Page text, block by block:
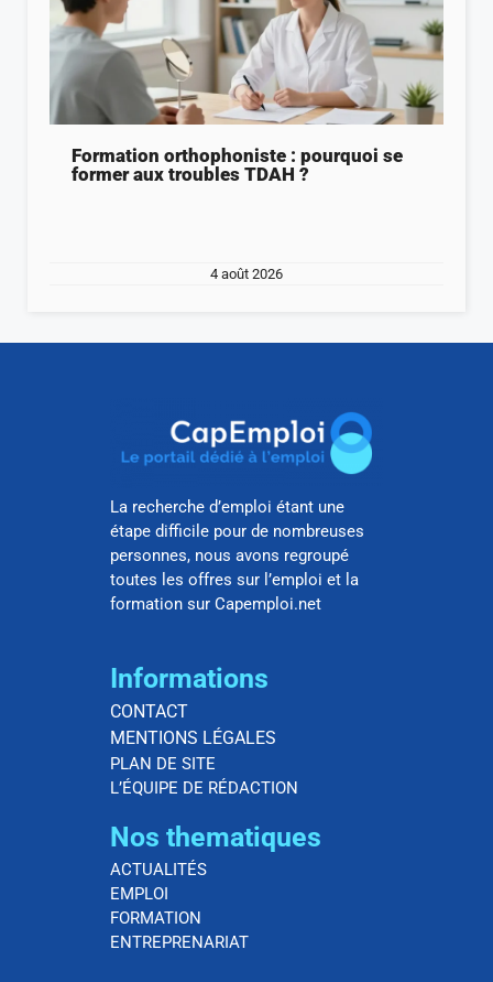
Formation orthophoniste : pourquoi se
former aux troubles TDAH ?
4 août 2026
La recherche d’emploi étant une
étape difficile pour de nombreuses
personnes, nous avons regroupé
toutes les offres sur l’emploi et la
formation sur Capemploi.net
Informations
CONTACT
MENTIONS LÉGALES
PLAN DE SITE
L’ÉQUIPE DE RÉDACTION
Nos thematiques
ACTUALITÉS
EMPLOI
FORMATION
ENTREPRENARIAT